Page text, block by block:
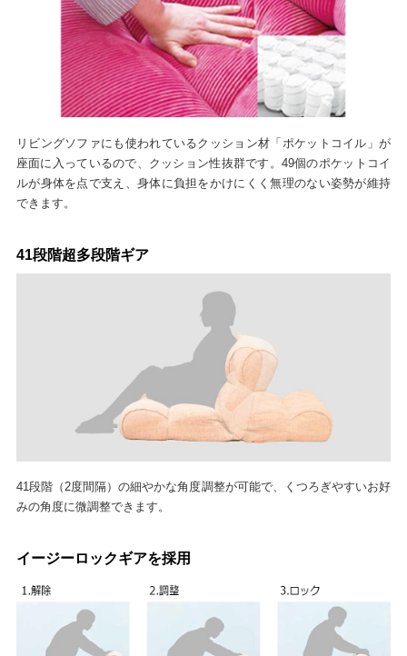
リビングソファにも使われているクッション材「ポケットコイル」が
座面に入っているので、クッション性抜群です。49個のポケットコイ
ルが身体を点で支え、身体に負担をかけにくく無理のない姿勢が維持
できます。
41段階超多段階ギア
41段階（2度間隔）の細やかな角度調整が可能で、くつろぎやすいお好
みの角度に微調整できます。
イージーロックギアを採用